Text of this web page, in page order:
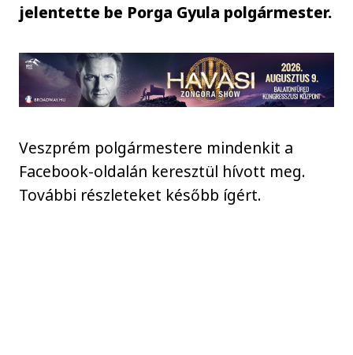
jelentette be Porga Gyula polgármester.
Veszprém polgármestere mindenkit a
Facebook-oldalán keresztül hívott meg.
További részleteket később ígért.